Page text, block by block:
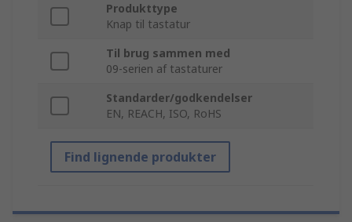
Produkttype
Knap til tastatur
Til brug sammen med
09-serien af tastaturer
Standarder/godkendelser
EN, REACH, ISO, RoHS
Find lignende produkter